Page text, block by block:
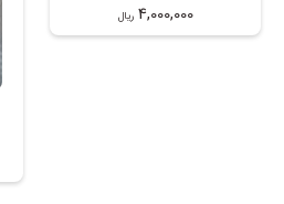
4,000,000 ریال